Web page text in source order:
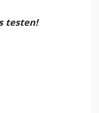
testen!